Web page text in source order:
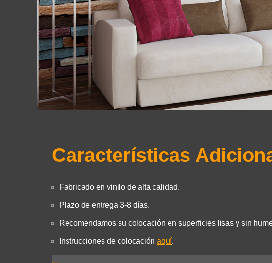
Características
Fabricado en vinilo de alta calidad.
Plazo de entrega 3-8 días.
Recomendamos su colocación en superficies lisas y sin
Instrucciones de colocación aquí.